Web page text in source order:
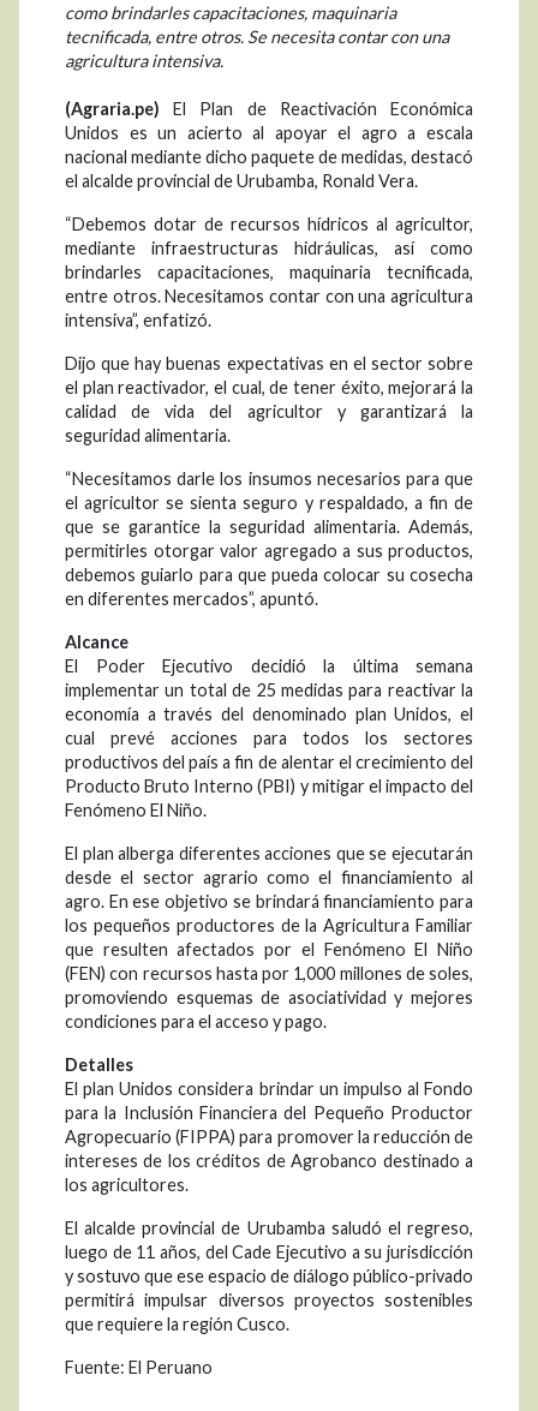
como brindarles capacitaciones, maquinaria
tecnificada, entre otros. Se necesita contar con una
agricultura intensiva.
(Agraria.pe) El Plan de Reactivación Económica
Unidos es un acierto al apoyar el agro a escala
nacional mediante dicho paquete de medidas, destacó
el alcalde provincial de Urubamba, Ronald Vera.
“Debemos dotar de recursos hídricos al agricultor,
mediante infraestructuras hidráulicas, así como
brindarles capacitaciones, maquinaria tecnificada,
entre otros. Necesitamos contar con una agricultura
intensiva”, enfatizó.
Dijo que hay buenas expectativas en el sector sobre
el plan reactivador, el cual, de tener éxito, mejorará la
calidad de vida del agricultor y garantizará la
seguridad alimentaria.
“Necesitamos darle los insumos necesarios para que
el agricultor se sienta seguro y respaldado, a fin de
que se garantice la seguridad alimentaria. Además,
permitirles otorgar valor agregado a sus productos,
debemos guiarlo para que pueda colocar su cosecha
en diferentes mercados”, apuntó.
Alcance
El Poder Ejecutivo decidió la última semana
implementar un total de 25 medidas para reactivar la
economía a través del denominado plan Unidos, el
cual prevé acciones para todos los sectores
productivos del país a fin de alentar el crecimiento del
Producto Bruto Interno (PBI) y mitigar el impacto del
Fenómeno El Niño.
El plan alberga diferentes acciones que se ejecutarán
desde el sector agrario como el financiamiento al
agro. En ese objetivo se brindará financiamiento para
los pequeños productores de la Agricultura Familiar
que resulten afectados por el Fenómeno El Niño
(FEN) con recursos hasta por 1,000 millones de soles,
promoviendo esquemas de asociatividad y mejores
condiciones para el acceso y pago.
Detalles
El plan Unidos considera brindar un impulso al Fondo
para la Inclusión Financiera del Pequeño Productor
Agropecuario (FIPPA) para promover la reducción de
intereses de los créditos de Agrobanco destinado a
los agricultores.
El alcalde provincial de Urubamba saludó el regreso,
luego de 11 años, del Cade Ejecutivo a su jurisdicción
y sostuvo que ese espacio de diálogo público-privado
permitirá impulsar diversos proyectos sostenibles
que requiere la región Cusco.
Fuente: El Peruano